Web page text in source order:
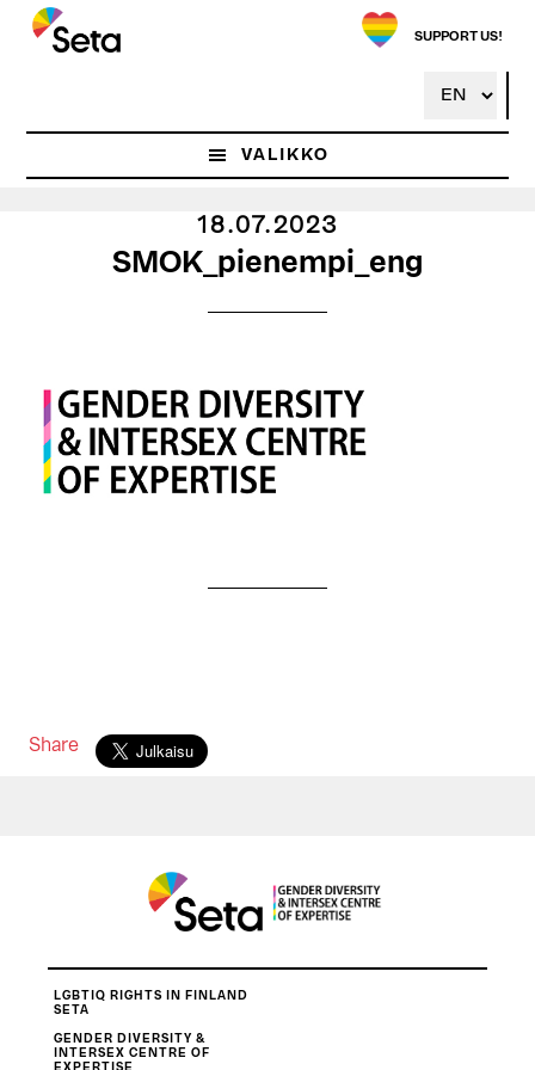
Hyppää
pääsisältöön
SUPPORT US!
VALIKKO
18.07.2023
SMOK_pienempi_eng
Share
LGBTIQ RIGHTS IN FINLAND
SETA
GENDER DIVERSITY &
INTERSEX CENTRE OF
EXPERTISE